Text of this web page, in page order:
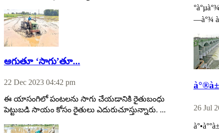
ఆగుతూ ‘సాగు’తూ...
22 Dec 2023 04:42 pm
ఈ యాసంగిలో పంటలను సాగు చేయడానికి రైతుబంధు
పెట్టుబడి సాయం కోసం రైతులు ఎదురుచూస్తున్నారు. ...
—à°¾
26 Jul